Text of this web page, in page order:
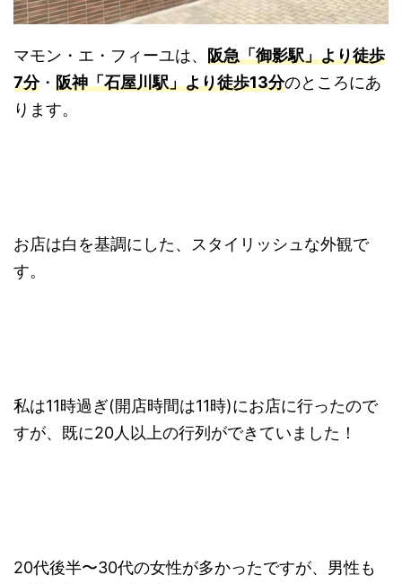
マモン・エ・フィーユは、 阪急「御影駅」より徒歩
7分・ 阪神「石屋川駅」より徒歩13分のところにあ
ります。
お店は白を基調にした、スタイリッシュな外観で
す。
私は11時過ぎ(開店時間は11時)にお店に行ったので
すが、既に20人以上の行列ができていました！
20代後半〜30代の女性が多かったですが、男性も